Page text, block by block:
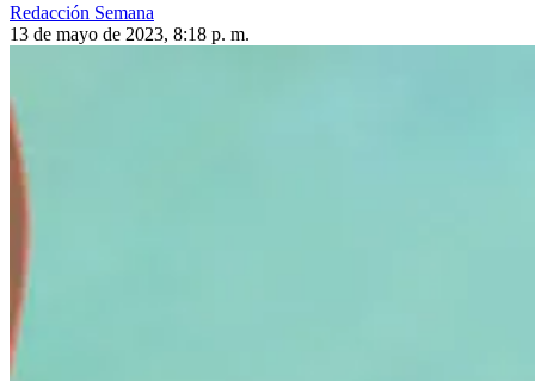
Redacción Semana
13 de mayo de 2023, 8:18 p. m.